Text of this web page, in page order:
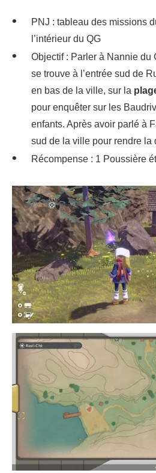
PNJ : tableau des missions
l’intérieur du QG
Objectif : Parler à Nannie du
se trouve à l’entrée sud de
en bas de la ville, sur la
pour enquêter sur les
enfants. Après avoir parlé à
sud de la ville pour rendre la
Récompense : 1 Poussière